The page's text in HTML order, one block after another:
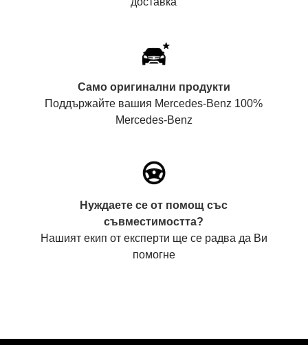
Само оригинални продукти
Поддържайте вашия Mercedes-Benz 100%
Mercedes-Benz
Нуждаете се от помощ със
съвместимостта?
Нашият екип от експерти ще се радва да Ви
помогне